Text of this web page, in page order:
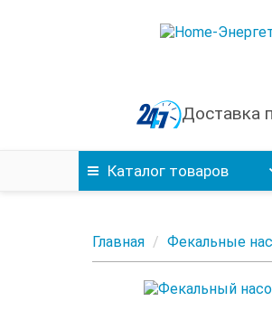
Доставка
Каталог товаров
Главная Фекальные